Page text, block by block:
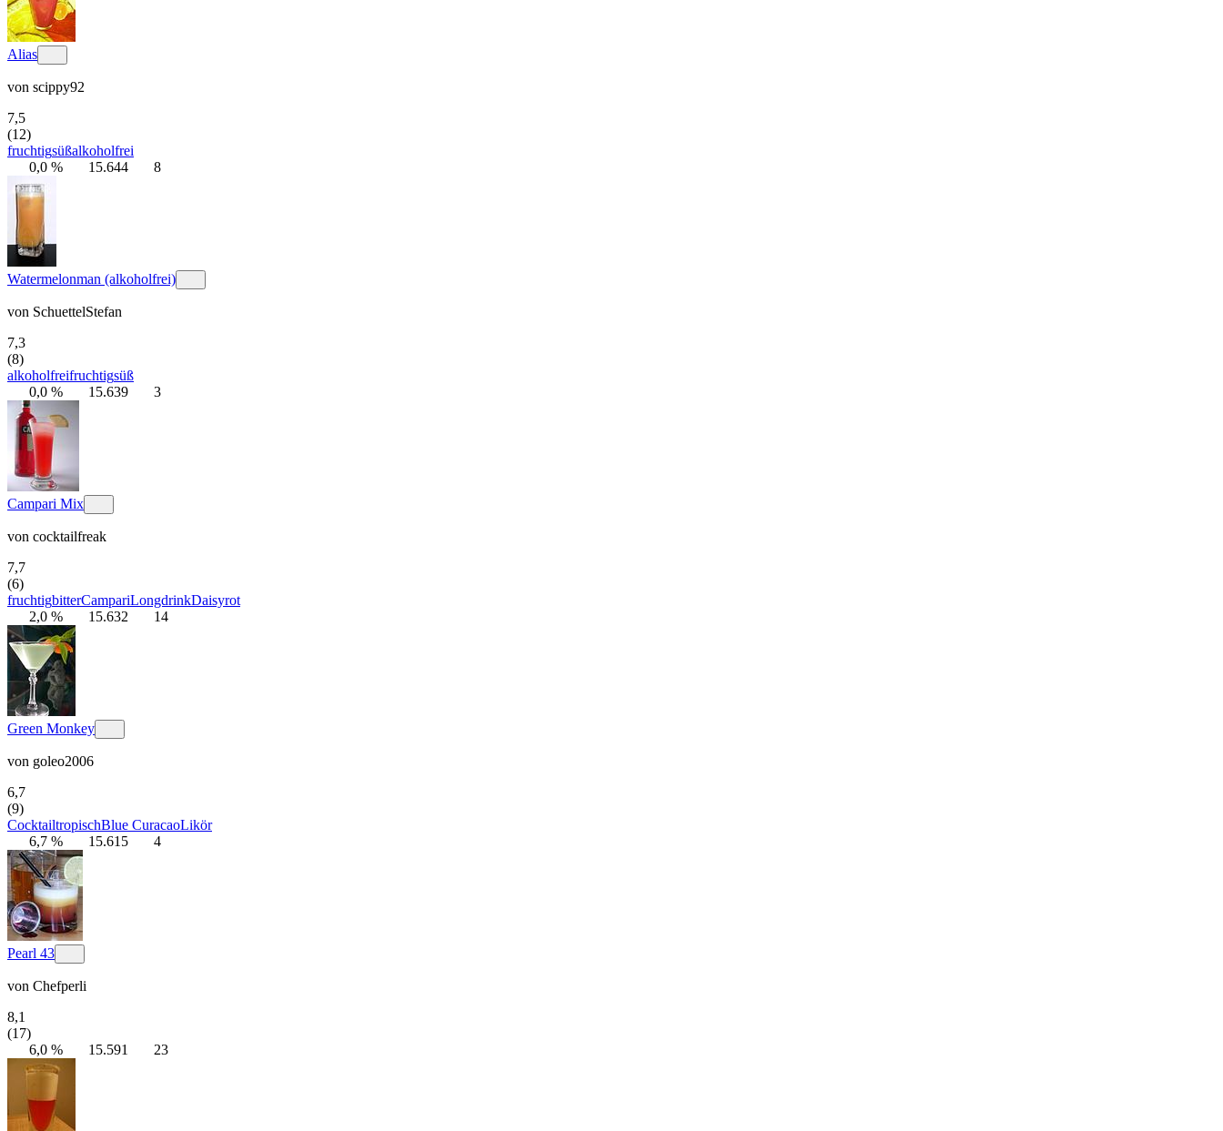
Alias
von scippy92
7,5
(12)
fruchtigsüßalkoholfrei
0,0 %
15.644 8
Watermelonman (alkoholfrei)
von SchuettelStefan
7,3
(8)
alkoholfreifruchtigsüß
0,0 %
15.639 3
Campari Mix
von cocktailfreak
7,7
(6)
fruchtigbitterCampariLongdrinkDaisyrot
2,0 %
15.632 14
Green Monkey
von goleo2006
6,7
(9)
CocktailtropischBlue CuracaoLikör
6,7 %
15.615 4
Pearl 43
von Chefperli
8,1
(17)
6,0 %
15.591 23